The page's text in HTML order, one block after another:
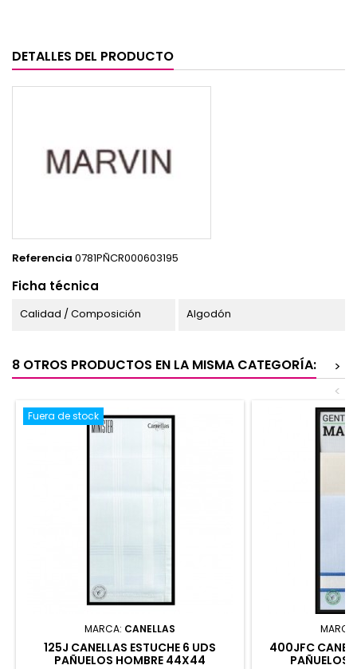
DETALLES DEL PRODUCTO
Referencia 0781PÑCR000603195
Ficha técnica
Calidad / Composición Algodón
8 OTROS PRODUCTOS EN LA MISMA CATEGORÍA:
>
<
Fuera de stock
MARCA: CANELLAS
125J CANELLAS ESTUCHE 6 UDS
PAÑUELOS HOMBRE 44X44
400JFC
PAÑUELOS